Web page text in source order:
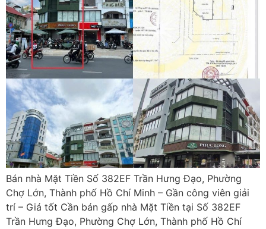
Bán nhà Mặt Tiền Số 382EF Trần Hưng Đạo, Phường
Chợ Lớn, Thành phố Hồ Chí Minh – Gần công viên giải
trí – Giá tốt Cần bán gấp nhà Mặt Tiền tại Số 382EF
Trần Hưng Đạo, Phường Chợ Lớn, Thành phố Hồ Chí